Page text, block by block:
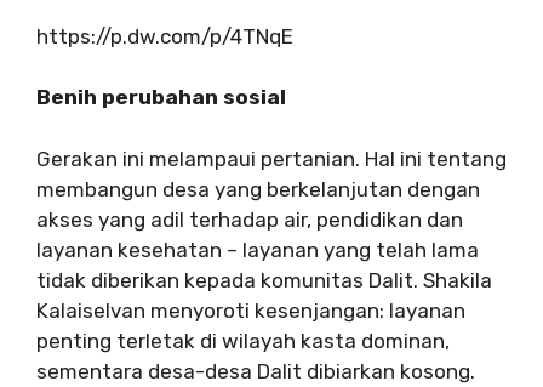
https://p.dw.com/p/4TNqE
Benih perubahan sosial
Gerakan ini melampaui pertanian. Hal ini tentang
membangun desa yang berkelanjutan dengan
akses yang adil terhadap air, pendidikan dan
layanan kesehatan – layanan yang telah lama
tidak diberikan kepada komunitas Dalit. Shakila
Kalaiselvan menyoroti kesenjangan: layanan
penting terletak di wilayah kasta dominan,
sementara desa-desa Dalit dibiarkan kosong.